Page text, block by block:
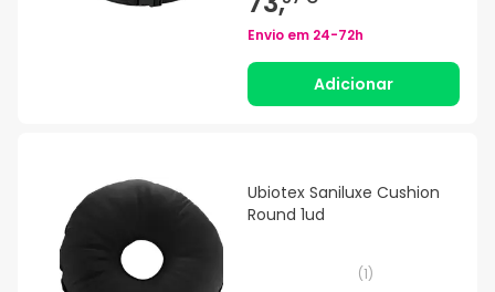
Envio em 24-72h
Adicionar
Ubiotex Saniluxe Cushion
Round 1ud
(1)